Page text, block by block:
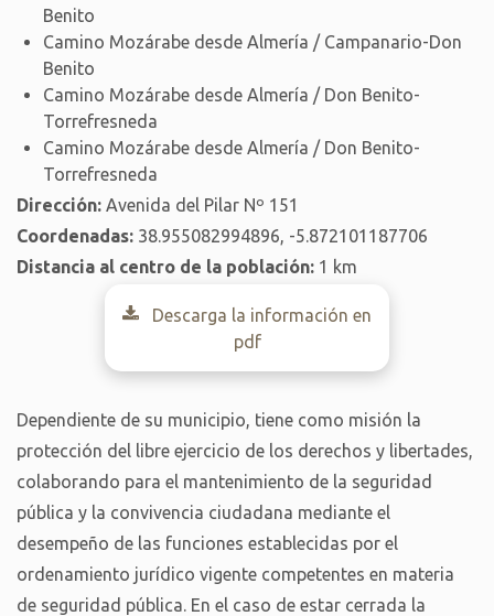
Benito
Camino Mozárabe desde Almería / Campanario-Don
Benito
Camino Mozárabe desde Almería / Don Benito-
Torrefresneda
Camino Mozárabe desde Almería / Don Benito-
Torrefresneda
Dirección: Avenida del Pilar Nº 151
Coordenadas: 38.955082994896, -5.872101187706
Distancia al centro de la población: 1 km
Descarga la información en
pdf
Dependiente de su municipio, tiene como misión la
protección del libre ejercicio de los derechos y libertades,
colaborando para el mantenimiento de la seguridad
pública y la convivencia ciudadana mediante el
desempeño de las funciones establecidas por el
ordenamiento jurídico vigente competentes en materia
de seguridad pública. En el caso de estar cerrada la